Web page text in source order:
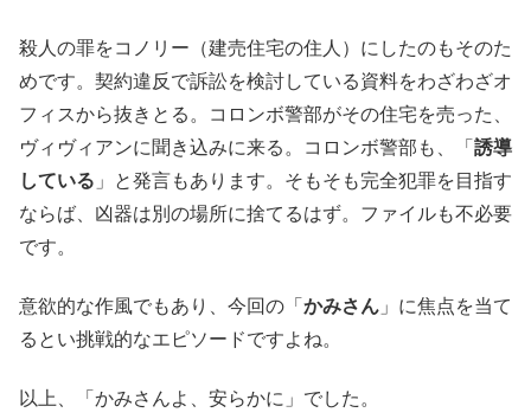
殺人の罪をコノリー（建売住宅の住人）にしたのもそのた
めです。契約違反で訴訟を検討している資料をわざわざオ
フィスから抜きとる。コロンボ警部がその住宅を売った、
ヴィヴィアンに聞き込みに来る。コロンボ警部も、「 誘導
している 」と発言もあります。そもそも完全犯罪を目指す
ならば、凶器は別の場所に捨てるはず。ファイルも不必要
です。
意欲的な作風でもあり、今回の「 かみさん 」に焦点を当て
るとい挑戦的なエピソードですよね。
以上、「かみさんよ、安らかに」でした。